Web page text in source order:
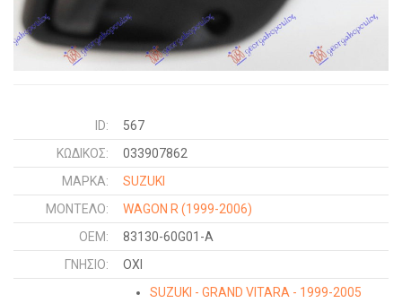
ID:
567
ΚΩΔΙΚΌΣ:
033907862
ΜΑΡΚΑ:
SUZUKI
ΜΟΝΤΕΛΟ:
WAGON R (1999-2006)
OEM:
83130-60G01-A
ΓΝΉΣΙΟ:
ΟΧΙ
SUZUKI - GRAND VITARA - 1999-2005